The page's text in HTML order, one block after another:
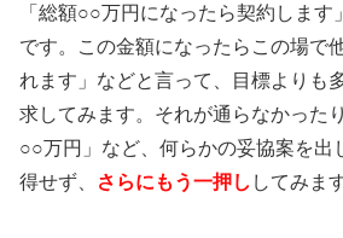
「総額○○万円になったら契約しま
です。この金額になったらこの場で
れます」などと言って、目標よりも
求してみます。それが通らなかった
○○万円」など、何らかの妥協案を出
得せず、
さらにもう一押し してみま